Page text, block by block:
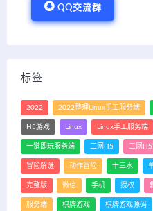
QQ交流群
标签
2022 2022整理Linux手工服务端
H5游戏 Linux Linux手工服务端
一键即玩服务端 三网H5 三网
冒险解谜 动作冒险 十三水
完整版 微信 手机 授权
服务端 棋牌游戏 棋牌游戏源码